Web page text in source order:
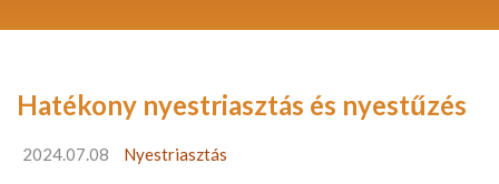
Hatékony nyestriasztás és nyestűzés
2024.07.08 Nyestriasztás